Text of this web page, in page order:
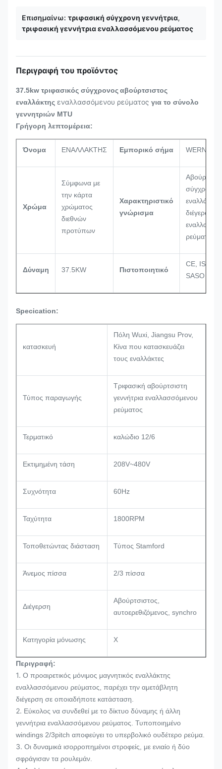
Επισημαίνω: τριφασική σύγχρονη γεννήτρια,
τριφασική γεννήτρια εναλλασσόμενου ρεύματος
Περιγραφή του προϊόντος
37.5kw τριφασικός σύγχρονοςαβούρτσιστος
εναλλάκτης εναλλασσόμενου ρεύματος για το σύνολο
γεννητριών MTU
Γρήγορη λεπτομέρεια:
Όνομα ΕΝΑΛΛΑΚΤΗΣ Εμπορικό σήμα WERNA
Χρώμα
Σύμφωνα με
την κάρτα
χρώματος
διεθνών
προτύπων
Χαρακτηριστικό
γνώρισμα
σύγχρονος
εναλλάκτης
διέγερσης
ρεύματος
Δύναμη 37.5KW Πιστοποιητικό
CE,
SASO
Specication:
κατασκευή
Πόλη Wuxi, Jiangsu Prov,
Κίνα που κατασκευάζει
τους εναλλάκτες
Τύπος παραγωγής
Τριφασική αβούρτσιστη
γεννήτρια εναλλασσόμενου
ρεύματος
Τερματικό καλώδιο 12/6
Εκτιμημένη τάση 208V~480V
Συχνότητα 60Hz
Ταχύτητα 1800RPM
Τοποθετώντας διάσταση Τύπος Stamford
Άνεμος πίσσα 2/3 πίσσα
Διέγερση
Αβούρτσιστος,
αυτοερεθιζόμενος, synchro
Κατηγορία μόνωσης Χ
Περιγραφή:
1. Ο προαιρετικός μόνιμος μαγνητικός εναλλάκτης
εναλλασσόμενου ρεύματος, παρέχει την αμετάβλητη
διέγερση σε οποιαδήποτε κατάσταση.
2. Εύκολος να συνδεθεί με το δίκτυο δύναμης ή άλλη
γεννήτρια εναλλασσόμενου ρεύματος. Τυποποιημένο
windings 2/3pitch αποφεύγει το υπερβολικό ουδέτερο ρεύμα.
3. Οι δυναμικά ισορροπημένοι στροφείς, με ενιαίο ή δύο
σφράγισαν τα ρουλεμάν.